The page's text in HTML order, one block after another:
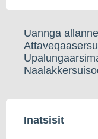
Uannga
Inatsisit